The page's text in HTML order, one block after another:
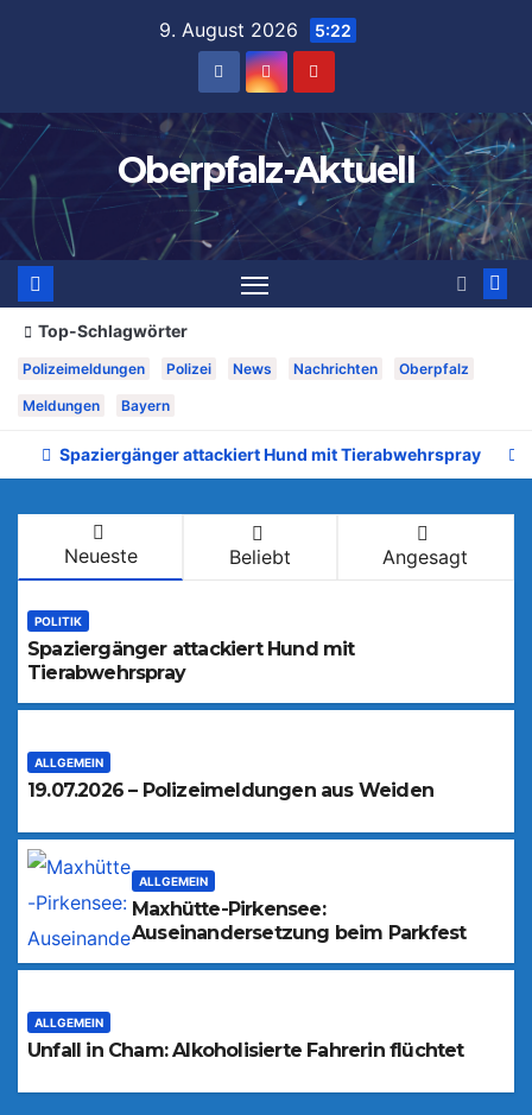
9. August 2026 5:22
Oberpfalz-Aktuell
Top-Schlagwörter
Polizeimeldungen Polizei News Nachrichten Oberpfalz
Meldungen Bayern
Spaziergänger attackiert Hund mit Tierabwehrspray
Neueste Beliebt Angesagt
POLITIK
Spaziergänger attackiert Hund mit
Tierabwehrspray
ALLGEMEIN
19.07.2026 – Polizeimeldungen aus Weiden
ALLGEMEIN
Maxhütte-Pirkensee:
Auseinandersetzung beim Parkfest
ALLGEMEIN
Unfall in Cham: Alkoholisierte Fahrerin flüchtet